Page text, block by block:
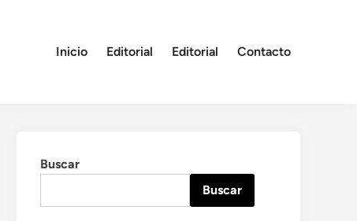
Inicio Editorial Editorial Contacto
Buscar
Buscar